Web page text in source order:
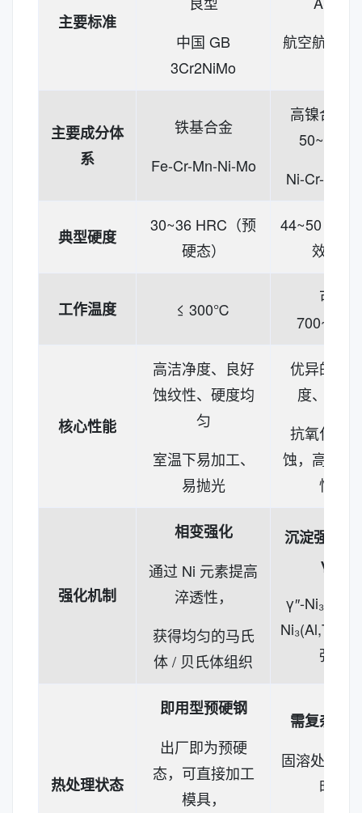
主要标准
中国 GB
3Cr2NiMo
航空航天材
主要成分体
系
铁基合金
Fe-Cr-Mn-Ni-Mo
高镍合金
50~55%
Ni-Cr-Fe-
典型硬度
30~36 HRC（预
硬态）
44~50 HRC
效后）
工作温度 ≤ 300℃
可达
核心性能
高洁净度、良好
蚀纹性、硬度均
匀
室温下易加工、
易抛光
优异的高
度、抗蠕
抗氧化、
蚀，高温下
性能
强化机制
相变强化
通过 Ni 元素提高
淬透性，
获得均匀的马氏
体 / 贝氏体组织
沉淀强化（
γ′）
γ″-Ni₃Nb
Ni₃(Al,Ti)
强化
热处理状态
即用型预硬钢
出厂即为预硬
态，可直接加工
模具，
需复杂热
固溶处理 +
时效